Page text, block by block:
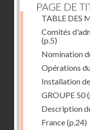
PAGE DE
TABLE DES
Comités
(p.5)
Nomination
Opérations
Installation
GROUPE 50
Description
France(p.24)